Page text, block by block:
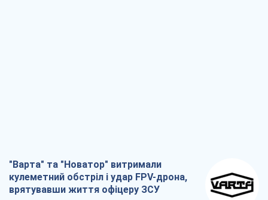
"Варта" та "Новатор" витримали
кулеметний обстріл і удар FPV-дрона,
врятувавши життя офіцеру ЗСУ